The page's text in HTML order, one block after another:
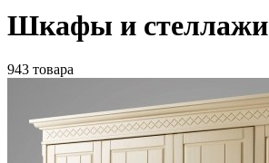
Шкафы и стеллажи
943 товара